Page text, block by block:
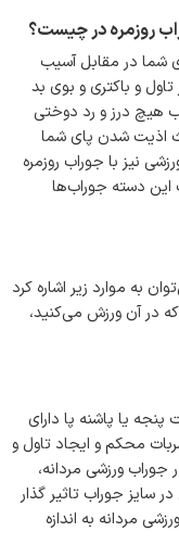
روزمره در چیست؟
شما در مقابل آسیب
و باکتری و بوی بد
هیچ درز و رد دوختی
اذیت شدن پای شما
نیز با جوراب روزمره
دسته جوراب‌ها
به موارد زیر اشاره کرد
در آن ورزش می‌کنید،
یا پاشنه پا دارای
محکم و ایجاد تاول و
ورزشی مردانه،
جوراب تاثیر گذار
مردانه به اندازه